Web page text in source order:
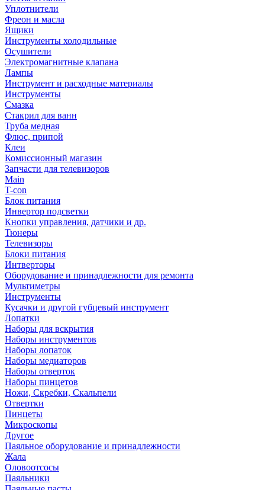
Уплотнители
Фреон и масла
Ящики
Инструменты холодильные
Осушители
Электромагнитные клапана
Лампы
Инструмент и расходные материалы
Инструменты
Смазка
Стакрил для ванн
Труба медная
Флюс, припой
Клеи
Комиссионный магазин
Запчасти для телевизоров
Main
T-con
Блок питания
Инвертор подсветки
Кнопки управления, датчики и др.
Тюнеры
Телевизоры
Блоки питания
Интверторы
Оборудование и принадлежности для ремонта
Мультиметры
Инструменты
Кусачки и другой губцевый инструмент
Лопатки
Наборы для вскрытия
Наборы инструментов
Наборы лопаток
Наборы медиаторов
Наборы отверток
Наборы пинцетов
Ножи, Скребки, Скальпели
Отвертки
Пинцеты
Микроскопы
Другое
Паяльное оборудование и принадлежности
Жала
Оловоотсосы
Паяльники